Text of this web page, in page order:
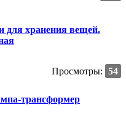
для хранения вещей.
Просмотры: 54
трансформер